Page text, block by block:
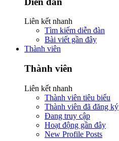
Liên kết nhanh
Tìm kiếm diễn đàn
Bài viết gần đây
Thành viên
Thành viên
Liên kết nhanh
Thành viên tiêu biểu
Thành viên đã đăng ký
Đang truy cập
Hoạt động gần đây
New Profile Posts